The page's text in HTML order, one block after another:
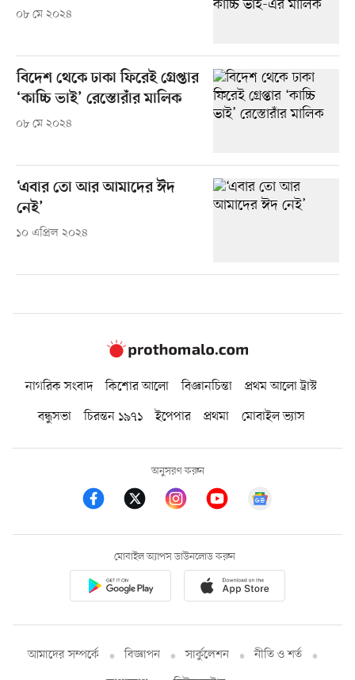
০৮ মে ২০২৪
বিদেশ থেকে ঢাকা ফিরেই গ্রেপ্তার
‘কাচ্চি ভাই’ রেস্তোরাঁর মালিক
০৮ মে ২০২৪
‘এবার তো আর আমাদের ঈদ
নেই’
১০ এপ্রিল ২০২৪
নাগরিক সংবাদ কিশোর আলো বিজ্ঞানচিন্তা
প্রথম আলো ট্রাস্ট
বন্ধুসভা
চিরন্তন ১৯৭১ ইপেপার প্রথমা মোবাইল ভ্যাস
অনুসরণ করুন
মোবাইল অ্যাপস ডাউনলোড করুন
আমাদের সম্পর্কে বিজ্ঞাপন সার্কুলেশন
নীতি ও শর্ত